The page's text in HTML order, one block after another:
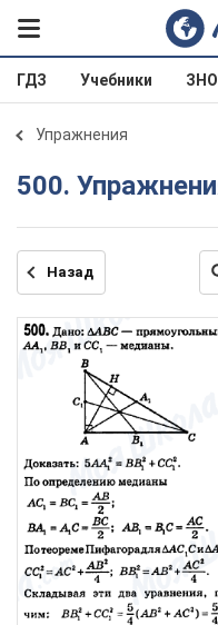
ГДЗ Учебники ЗНО
Упражнения
500.
Назад